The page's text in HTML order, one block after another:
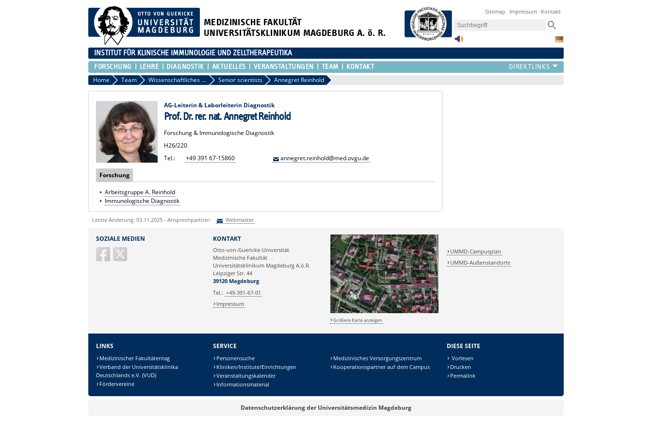
MEDIZINISCHE FAKULTÄT
UNIVERSITÄTSKLINIKUM MAGDEBURG A. ö. R.
Sitemap Impressum Kontakt
INSTITUT FÜR KLINISCHE IMMUNOLOGIE UND ZELLTHERAPEUTIKA
FORSCHUNG LEHRE DIAGNOSTIK AKTUELLES VERANSTALTUNGEN TEAM KONTAKT
Home Team Wissenschaftliches Personal Senior scientists Annegret Reinhold
AG-Leiterin & Laborleiterin Diagnostik
Prof. Dr. rer. nat. Annegret Reinhold
Forschung & Immunologische Diagnostik
H26/220
Tel.:
+49 391 67-15860 annegret.reinhold@med.ovgu.de
Forschung
Arbeitsgruppe A. Reinhold
Immunologische Diagnostik
Letzte Änderung: 03.11.2025 - Ansprechpartner: Webmaster
Ihre E-Mailadresse:
Sicherheitsabfrage:
SOZIALE MEDIEN KONTAKT
Otto-von-Guericke-Universität
Medizinische Fakultät
Universitätsklinikum Magdeburg A.ö.R.
Leipziger Str. 44
39120 Magdeburg
Tel.: +49-391-67-01
Impressum
Größere Karte anzeigen
UMMD-Campusplan
UMMD-Außenstandorte
LINKS
Medizinischer Fakultätentag
Verband der Universitätsklinika
Deutschlands e.V. (VUD)
Fördervereine
SERVICE
Personensuche
Kliniken/Institute/Einrichtungen
Veranstaltungskalender
Informationsmaterial
Medizinisches Versorgungszentrum
Kooperationspartner auf dem Campus
DIESE SEITE
Vorlesen
Drucken
Permalink
Datenschutzerklärung der Universitätsmedizin Magdeburg